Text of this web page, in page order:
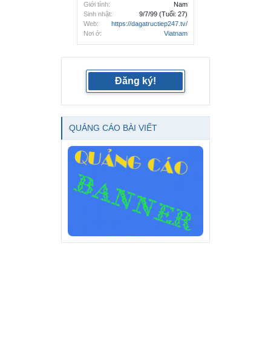
Giới tính:
Nam
Sinh nhật:
9/7/99 (Tuổi: 27)
Web:
https://dagatructiep247.tv/
Nơi ở:
Viatnam
Đăng ký!
QUẢNG CÁO BÀI VIẾT